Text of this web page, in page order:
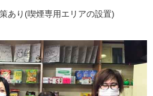
あり(喫煙専用エリアの設置)